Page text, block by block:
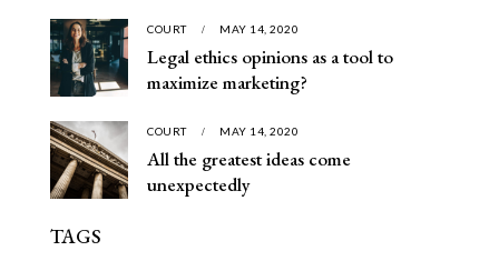
COURT MAY 14, 2020
Legal ethics opinions as a tool to
maximize marketing?
COURT MAY 14, 2020
All the greatest ideas come
unexpectedly
TAGS